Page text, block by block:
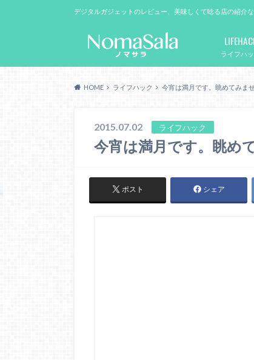
デジタルガジェットのレビュー、美味しくて唸る店の紹介
ライフハ
HOME ライフハック 今宵は満月です。眺めてみませ
2015.07.02 ライフハック
今宵は満月です。眺め
ポスト シェア